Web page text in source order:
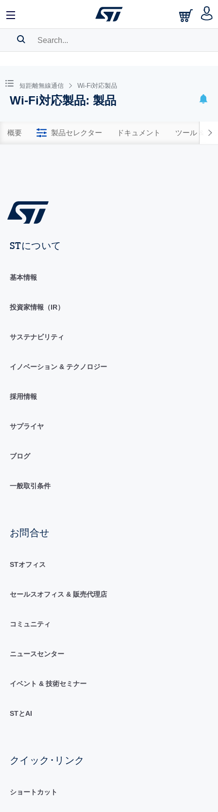
BOOKMARK
Pleaselog into show your saved searches.
短距離無線通信 Wi-Fi対応製品
Wi-Fi対応製品: 製品
概要 製品セレクター ドキュメント ツール & ソ
STについて
基本情報
投資家情報（IR）
サステナビリティ
イノベーション & テクノロジー
採用情報
サプライヤ
ブログ
一般取引条件
お問合せ
STオフィス
セールスオフィス & 販売代理店
コミュニティ
ニュースセンター
イベント & 技術セミナー
STとAI
クイック･リンク
ショートカット